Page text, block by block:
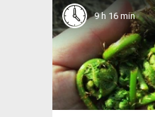
9 h 16 min